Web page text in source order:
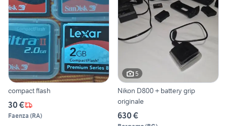
compact flash
30 €
Faenza (RA)
5
Nikon D800 + battery grip
originale
630 €